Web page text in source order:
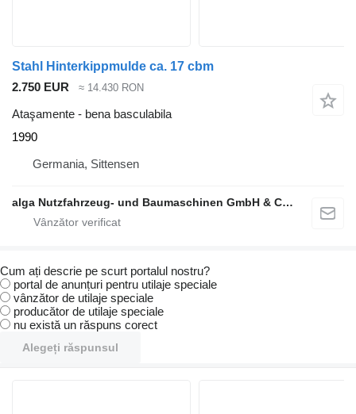
Stahl Hinterkippmulde ca. 17 cbm
2.750 EUR
≈ 14.430 RON
Ataşamente - bena basculabila
1990
Germania, Sittensen
alga Nutzfahrzeug- und Baumaschinen GmbH & Co. KG
Cum ați descrie pe scurt portalul nostru?
portal de anunțuri pentru utilaje speciale
vânzător de utilaje speciale
producător de utilaje speciale
nu există un răspuns corect
Alegeți răspunsul